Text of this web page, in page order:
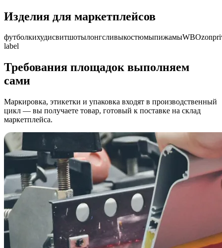
Изделия для маркетплейсов
футболкихудисвитшотылонгсливыкостюмыпижамыWBOzon
label
Требования площадок выполняем
сами
Маркировка, этикетки и упаковка входят в производственный
цикл — вы получаете товар, готовый к поставке на склад
маркетплейса.